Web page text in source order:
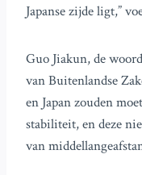
Japanse zijde ligt,”
Guo Jiakun, de
van Buitenlandse
en Japan zouden
stabiliteit, en deze
van